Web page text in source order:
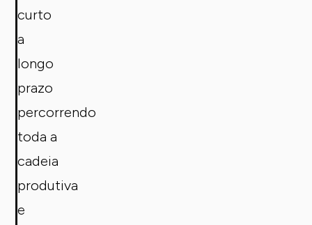
curto
a
longo
prazo
percorrendo
toda a
cadeia
produtiva
e